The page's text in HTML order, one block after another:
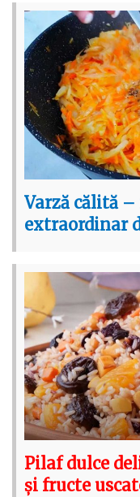
Varză călită –
extraordinar
Pilaf dulce
și fructe